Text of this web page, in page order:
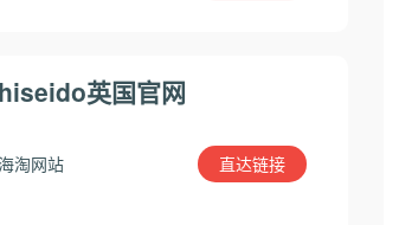
英国官网
淘网站 直达链接